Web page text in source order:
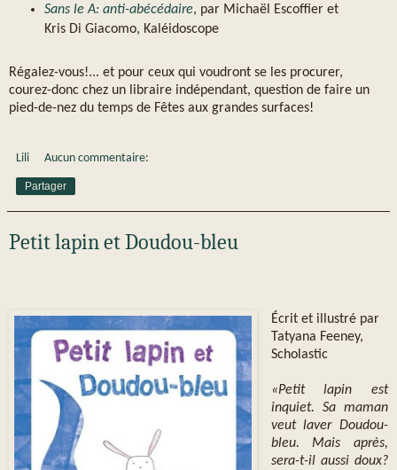
Sans le A: anti-abécédaire, par Michaël Escoffier et
Kris Di Giacomo, Kaléidoscope
Régalez-vous!... et pour ceux qui voudront se les procurer,
courez-donc chez un libraire indépendant, question de faire un
pied-de-nez du temps de Fêtes aux grandes surfaces!
Lili Aucun commentaire:
Partager
Petit lapin et Doudou-bleu
Écrit et illustré par
Tatyana Feeney,
Scholastic
«Petit lapin est
inquiet. Sa maman
veut laver Doudou-
bleu. Mais après,
sera-t-il aussi doux?